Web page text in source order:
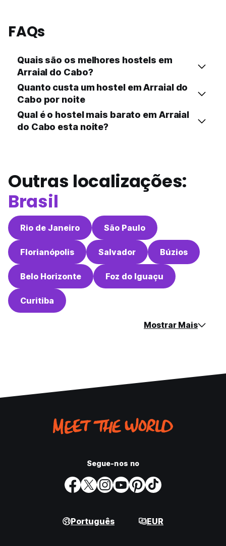
FAQs
Quais são os melhores hostels em
Arraial do Cabo?
Quanto custa um hostel em Arraial do
Cabo por noite
Qual é o hostel mais barato em Arraial
do Cabo esta noite?
Outras localizações:
Brasil
Rio de Janeiro São Paulo
Florianópolis Salvador Búzios
Belo Horizonte Foz do Iguaçu
Curitiba
Mostrar Mais
Segue-nos no
Português EUR